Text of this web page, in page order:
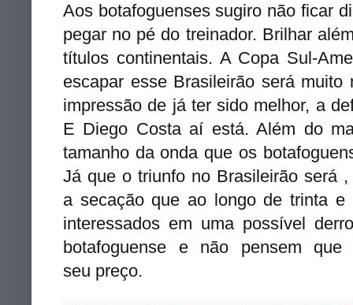
Aos botafoguenses sugiro não ficar
pegar no pé do treinador. Brilhar
títulos continentais. A Copa Sul-
escapar esse Brasileirão será
impressão de já ter sido melhor, a
E Diego Costa aí está. Além do
tamanho da onda que os
Já que o triunfo no Brasileirão será
a secação que ao longo de trinta
interessados em uma possível
botafoguense e não pensem
seu preço.